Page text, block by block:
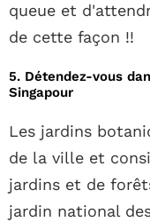
queue et
de cette façon !!
5. Détendez-vous
Singapour
Les jardins
de la ville et
jardins et de
jardin national